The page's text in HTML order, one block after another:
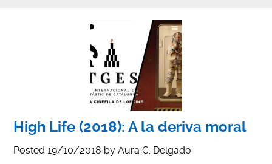
High Life (2018): A la deriva moral
Posted19/10/2018 byAura C. Delgado